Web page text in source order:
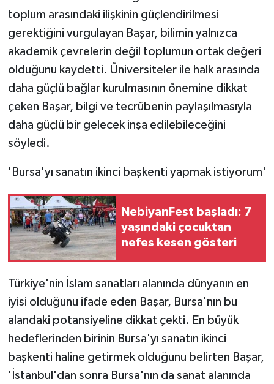
toplum arasındaki ilişkinin güçlendirilmesi
gerektiğini vurgulayan Başar, bilimin yalnızca
akademik çevrelerin değil toplumun ortak değeri
olduğunu kaydetti. Üniversiteler ile halk arasında
daha güçlü bağlar kurulmasının önemine dikkat
çeken Başar, bilgi ve tecrübenin paylaşılmasıyla
daha güçlü bir gelecek inşa edilebileceğini
söyledi.
'Bursa'yı sanatın ikinci başkenti yapmak istiyorum'
NebiyanFest başladı: 7
yaşındaki çocuktan
nefes kesen gösteri
Türkiye'nin İslam sanatları alanında dünyanın en
iyisi olduğunu ifade eden Başar, Bursa'nın bu
alandaki potansiyeline dikkat çekti. En büyük
hedeflerinden birinin Bursa'yı sanatın ikinci
başkenti haline getirmek olduğunu belirten Başar,
'İstanbul'dan sonra Bursa'nın da sanat alanında